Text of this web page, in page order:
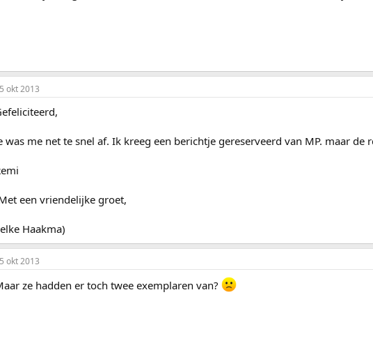
okt 2013
was me net te snel af. Ik kreeg een berichtje gereserveerd van MP. maar
een vriendelijke groet,
Haakma)
okt 2013
ze hadden er toch twee exemplaren van?